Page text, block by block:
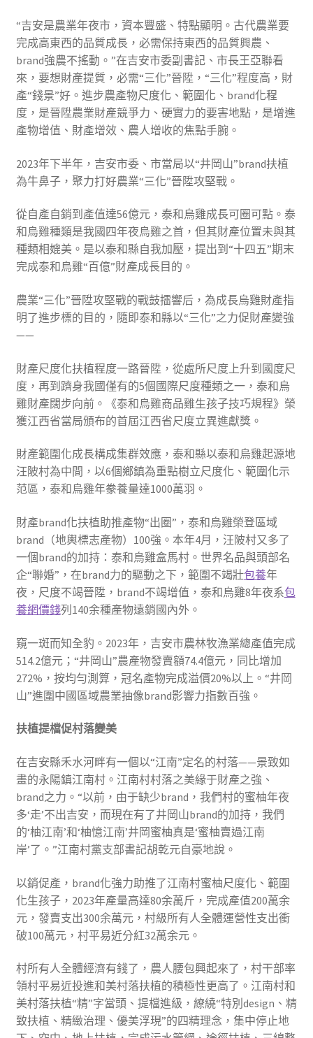
“吉安是農業年夜市，資本豐盛、特點顯明。古代農業要
完成高東西的品質成長，必需保持東西的品質興農、
brand強農不搖動。”在吉安市委副書記、市長王亞聯看
來，要想財產提質，必需“三化”晉陞，“三化”程度高，財
產“錢景”好。進步農產物尺度化、範圍化、brand化程
度，是晉陞農業財產競爭力、硬實力的要害地點，是增進
產物增值、財產增效、農人增收的焦點手腕。
2023年下半年，吉安市委、市當局以“井岡山”brand扶植
為牛鼻子，聚力打好農業“三化”晉陞攻堅戰。
從自產自銷到產值達56億元，泰和烏雞成長可圈可點。泰
和烏雞種類是我國四年夜烏雞之首，但其財產位置未與其
種類相媲美。是以泰和縣自我加壓，提出到“十四五”期末
完成泰和烏雞“百億”財產成長目的。
農業“三化”晉陞攻堅戰的戰鼓擂響后，為成長烏雞財產指
明了進步標的目的，隨即泰和縣以“三化”之力促財產變強
——
財產尺度化扶植程度一路晉陞，從處所尺度上升到國度尺
度，再到躋身我國僅有的5個國際尺度種類之一，泰和烏
雞財產闊步向前。《泰和烏雞商品雞生孩子技巧規程》榮
獲江西省當局頒布的首屆江西省尺度立異進獻獎。
財產範圍化成長構成集群效應，泰和縣以泰和烏雞起源地
汪陂村為中間，以6個鄉鎮為重點樹立尺度化、範圍化示
范區，泰和烏雞年豢養量達1000萬羽。
財產brand化扶植助推產物“出圈”，泰和烏雞榮登區域
brand（地輿標志產物）100強。本年4月，汪陂村又多了
一個brand的加持：泰和烏雞盒馬村。世界名品與頭部名
企“聯婚”，在brand力的驅動之下，範圍不竭壯包養年
夜，尺度不竭晉陞，brand不竭增值，泰和烏雞8年夜系包
養網價錢列140余種產物遠銷國內外。
窺一斑而知全豹。2023年，吉安市農林牧漁業總產值完成
514.2億元；“井岡山”農產物發賣額74.4億元，同比增加
272%，按均勻測算，冠名產物完成溢價20%以上。“井岡
山”進圍中國區域農業抽像brand影響力指數百強。
扶植提檔促村落變美
在吉安縣禾水河畔有一個以“江南”定名的村落——景致如
畫的永陽鎮江南村。江南村村落之美緣于財產之強、
brand之力。“以前，由于缺少brand，我們村的蜜柚年夜
多‘走’不出吉安，而現在有了井岡山brand的加持，我們
的‘柚江南’和‘柚憶江南’井岡蜜柚真是‘蜜柚賣過江南
岸’了。”江南村黨支部書記胡乾元自豪地說。
以銷促產，brand化強力助推了江南村蜜柚尺度化、範圍
化生孩子，2023年產量高達80余萬斤，完成產值200萬余
元，發賣支出300余萬元，村級所有人全體運營性支出衝
破100萬元，村平易近分紅32萬余元。
村所有人全體經濟有錢了，農人腰包興起來了，村干部率
領村平易近投進和美村落扶植的積極性更高了。江南村和
美村落扶植“精”字當頭、提檔進級，繚繞“特別design、精
致扶植、精緻治理、優美浮現”的四精理念，集中停止地